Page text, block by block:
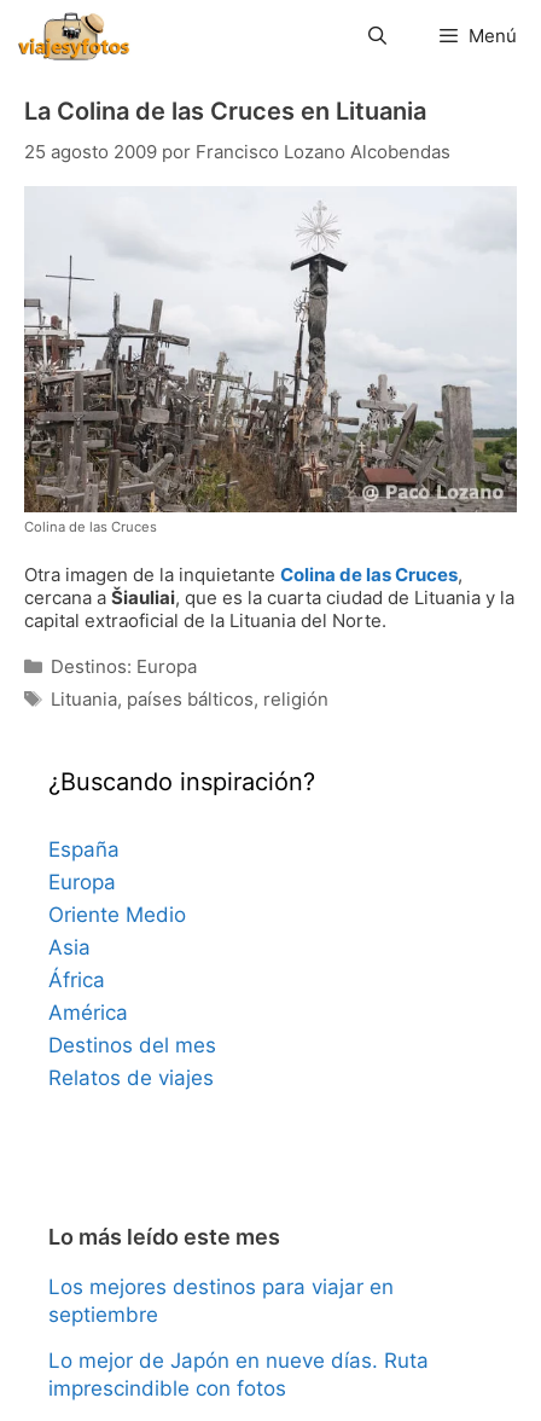
contenido
Menú
La Colina de las Cruces en Lituania
25 agosto 2009 por Francisco Lozano Alcobendas
Colina de las Cruces
Otra imagen de la inquietante Colina de las Cruces,
cercana a Šiauliai, que es la cuarta ciudad de Lituania y la
capital extraoficial de la Lituania del Norte.
Categorías
Destinos: Europa
Etiquetas
Lituania, países bálticos, religión
¿Buscando inspiración?
España
Europa
Oriente Medio
Asia
África
América
Destinos del mes
Relatos de viajes
Lo más leído este mes
Los mejores destinos para viajar en
septiembre
Lo mejor de Japón en nueve días. Ruta
imprescindible con fotos